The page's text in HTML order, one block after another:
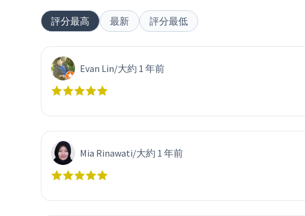
評分最高 最新 評分最低
Evan Lin/大約 1 年前
Mia Rinawati/大約 1 年前